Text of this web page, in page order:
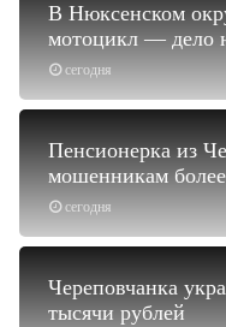
сегодня
В Нюксенском
мотоцикл — дело
сегодня
Пенсионерка из
мошенникам
Череповчанка
тысячи рублей